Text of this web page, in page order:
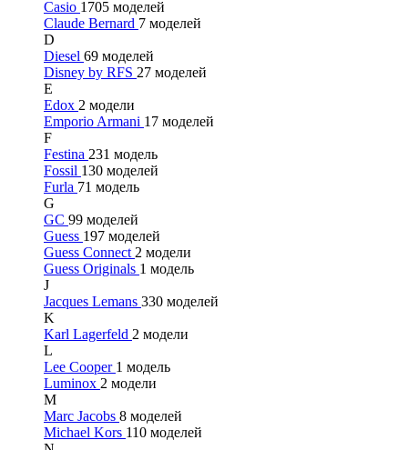
Casio 1705 моделей
Claude Bernard 7 моделей
D
Diesel 69 моделей
Disney by RFS 27 моделей
E
Edox 2 модели
Emporio Armani 17 моделей
F
Festina 231 модель
Fossil 130 моделей
Furla 71 модель
G
GC 99 моделей
Guess 197 моделей
Guess Connect 2 модели
Guess Originals 1 модель
J
Jacques Lemans 330 моделей
K
Karl Lagerfeld 2 модели
L
Lee Cooper 1 модель
Luminox 2 модели
M
Marc Jacobs 8 моделей
Michael Kors 110 моделей